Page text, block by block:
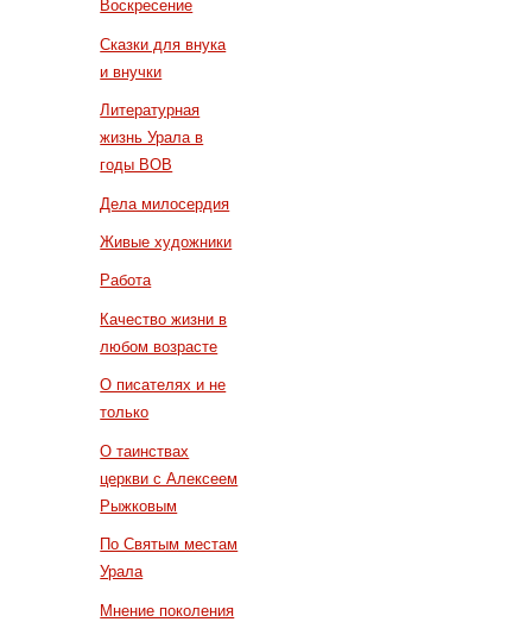
Воскресение
Сказки для внука
и внучки
Литературная
жизнь Урала в
годы ВОВ
Дела милосердия
Живые художники
Работа
Качество жизни в
любом возрасте
О писателях и не
только
О таинствах
церкви с Алексеем
Рыжковым
По Святым местам
Урала
Мнение поколения